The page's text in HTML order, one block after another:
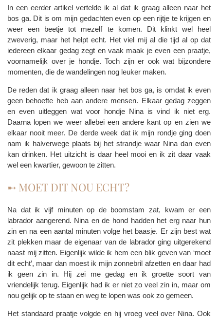
In een eerder artikel vertelde ik al dat ik graag alleen naar het
bos ga. Dit is om mijn gedachten even op een rijtje te krijgen en
weer een beetje tot mezelf te komen. Dit klinkt wel heel
zweverig, maar het helpt echt. Het viel mij al die tijd al op dat
iedereen elkaar gedag zegt en vaak maak je even een praatje,
voornamelijk over je hondje. Toch zijn er ook wat bijzondere
momenten, die de wandelingen nog leuker maken.
De reden dat ik graag alleen naar het bos ga, is omdat ik even
geen behoefte heb aan andere mensen. Elkaar gedag zeggen
en even uitleggen wat voor hondje Nina is vind ik niet erg.
Daarna lopen we weer allebei een andere kant op en zien we
elkaar nooit meer. De derde week dat ik mijn rondje ging doen
nam ik halverwege plaats bij het strandje waar Nina dan even
kan drinken. Het uitzicht is daar heel mooi en ik zit daar vaak
wel een kwartier, gewoon te zitten.
➸ MOET DIT NOU ECHT?
Na dat ik vijf minuten op de boomstam zat, kwam er een
labrador aangerend. Nina en de hond hadden het erg naar hun
zin en na een aantal minuten volge het baasje. Er zijn best wat
zit plekken maar de eigenaar van de labrador ging uitgerekend
naast mij zitten. Eigenlijk wilde ik hem een blik geven van ‘moet
dit echt’, maar dan moest ik mijn zonnebril afzetten en daar had
ik geen zin in. Hij zei me gedag en ik groette soort van
vriendelijk terug. Eigenlijk had ik er niet zo veel zin in, maar om
nou gelijk op te staan en weg te lopen was ook zo gemeen.
Het standaard praatje volgde en hij vroeg veel over Nina. Ook